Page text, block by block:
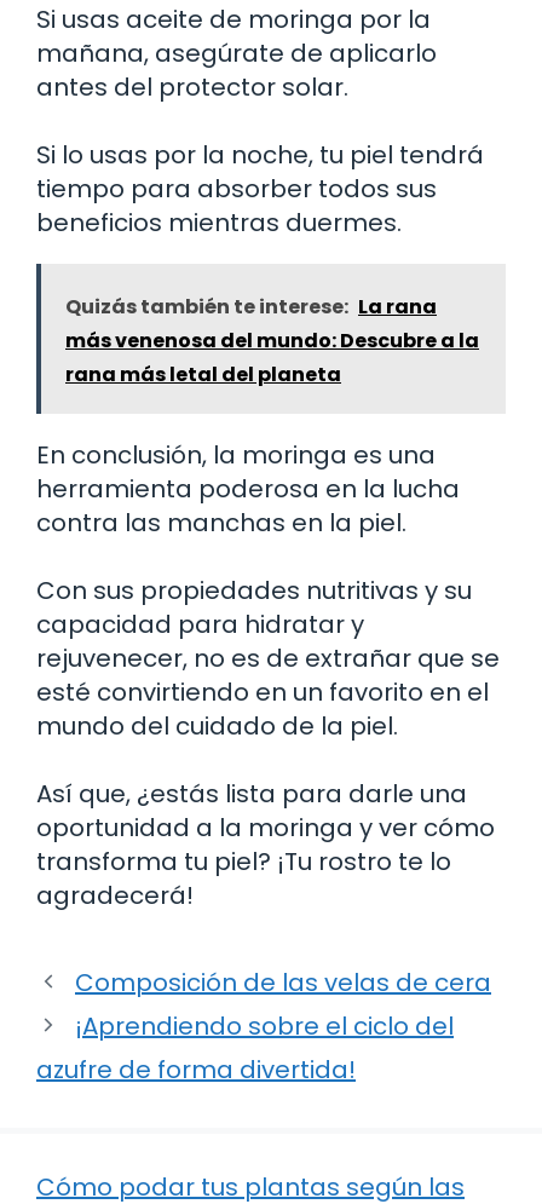
Si usas aceite de moringa por la
mañana, asegúrate de aplicarlo
antes del protector solar.
Si lo usas por la noche, tu piel tendrá
tiempo para absorber todos sus
beneficios mientras duermes.
Quizás también te interese: La rana
más venenosa del mundo: Descubre a la
rana más letal del planeta
En conclusión, la moringa es una
herramienta poderosa en la lucha
contra las manchas en la piel.
Con sus propiedades nutritivas y su
capacidad para hidratar y
rejuvenecer, no es de extrañar que se
esté convirtiendo en un favorito en el
mundo del cuidado de la piel.
Así que, ¿estás lista para darle una
oportunidad a la moringa y ver cómo
transforma tu piel? ¡Tu rostro te lo
agradecerá!
Composición de las velas de cera
¡Aprendiendo sobre el ciclo del
azufre de forma divertida!
Cómo podar tus plantas según las